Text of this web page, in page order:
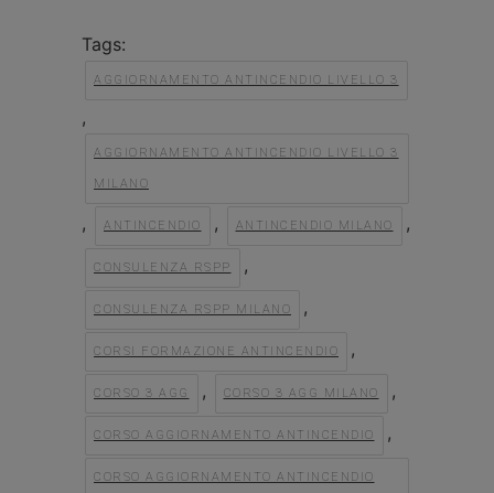
Tags:
AGGIORNAMENTO ANTINCENDIO LIVELLO 3
,
AGGIORNAMENTO ANTINCENDIO LIVELLO 3
MILANO
, ANTINCENDIO , ANTINCENDIO MILANO ,
CONSULENZA RSPP ,
CONSULENZA RSPP MILANO ,
CORSI FORMAZIONE ANTINCENDIO ,
CORSO 3 AGG , CORSO 3 AGG MILANO ,
CORSO AGGIORNAMENTO ANTINCENDIO ,
CORSO AGGIORNAMENTO ANTINCENDIO